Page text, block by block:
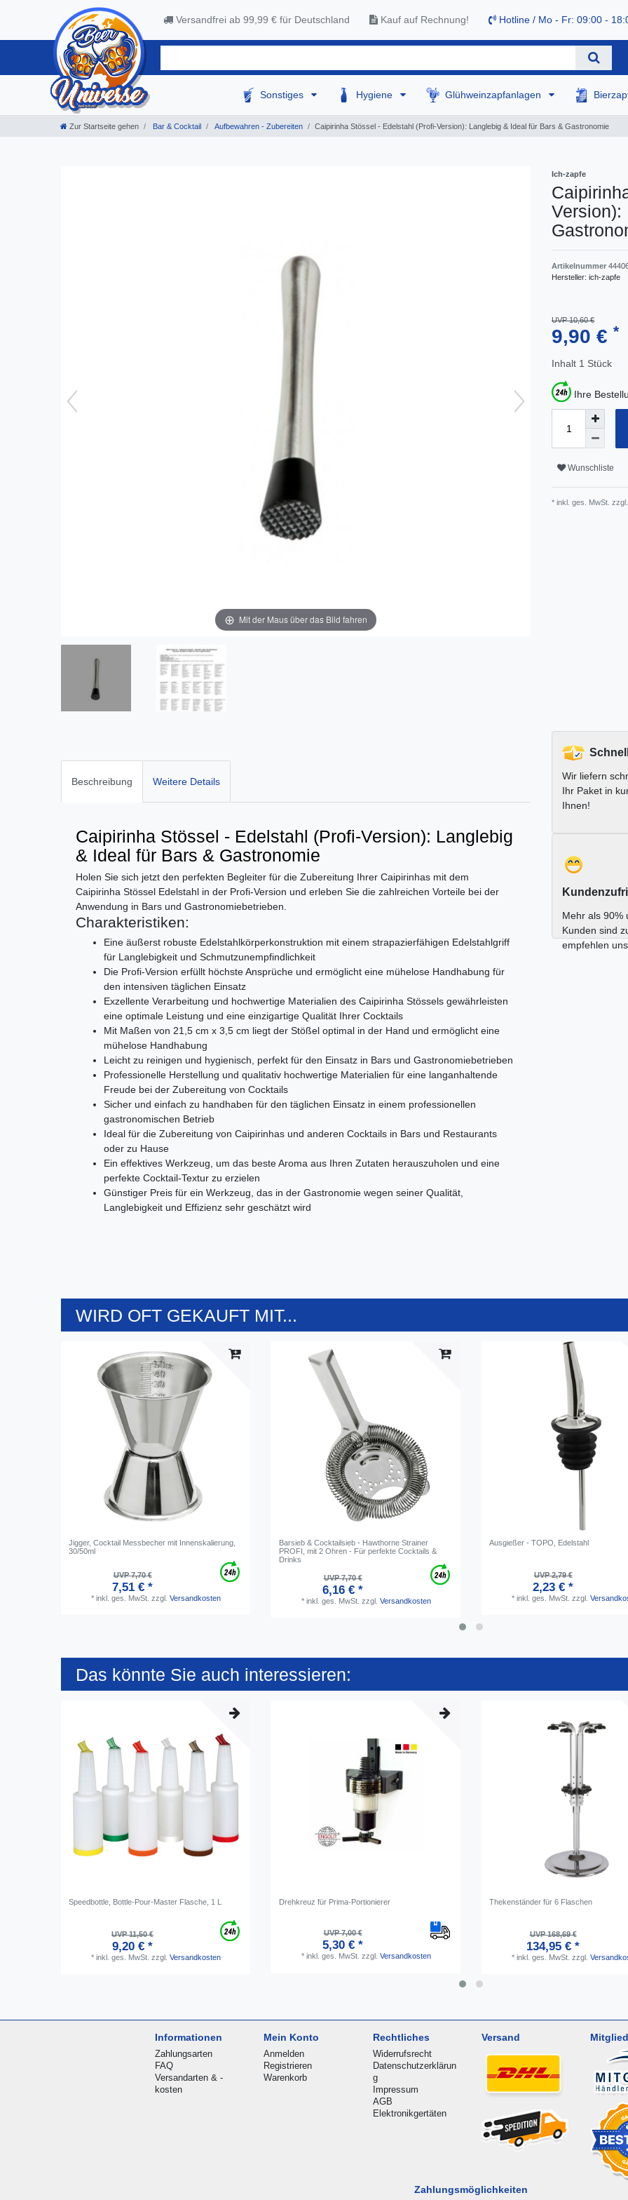
Versandfrei ab 99,99 € für Deutschland Kauf auf Rechnung! Hotline / Mo - Fr: 09:00 -
Sonstiges Hygiene Glühweinzapfanlagen
Zur Startseite gehen Bar & Cocktail Aufbewahren - Zubereiten Caipirinha Stössel - Edelstahl (Profi-Version): Langlebig & Ideal für Bars & Gastronomie
Mit der Maus über das Bild fahren
Ich-zapfe
Version):
Artikelnummer
Hersteller: ich-zapfe
UVP 10,60 €
9,90 € *
Inhalt 1 Stück
Ihre
Wunschliste
* inkl. ges. MwSt. zzgl.
Beschreibung Weitere Details
Caipirinha Stössel - Edelstahl (Profi-Version): Langlebig
& Ideal für Bars & Gastronomie
Holen Sie sich jetzt den perfekten Begleiter für die Zubereitung Ihrer Caipirinhas mit dem
Caipirinha Stössel Edelstahl in der Profi-Version und erleben Sie die zahlreichen Vorteile bei der
Anwendung in Bars und Gastronomiebetrieben.
Charakteristiken:
Eine äußerst robuste Edelstahlkörperkonstruktion mit einem strapazierfähigen Edelstahlgriff
für Langlebigkeit und Schmutzunempfindlichkeit
Die Profi-Version erfüllt höchste Ansprüche und ermöglicht eine mühelose Handhabung für
den intensiven täglichen Einsatz
Exzellente Verarbeitung und hochwertige Materialien des Caipirinha Stössels gewährleisten
eine optimale Leistung und eine einzigartige Qualität Ihrer Cocktails
Mit Maßen von 21,5 cm x 3,5 cm liegt der Stößel optimal in der Hand und ermöglicht eine
mühelose Handhabung
Leicht zu reinigen und hygienisch, perfekt für den Einsatz in Bars und Gastronomiebetrieben
Professionelle Herstellung und qualitativ hochwertige Materialien für eine langanhaltende
Freude bei der Zubereitung von Cocktails
Sicher und einfach zu handhaben für den täglichen Einsatz in einem professionellen
gastronomischen Betrieb
Ideal für die Zubereitung von Caipirinhas und anderen Cocktails in Bars und Restaurants
oder zu Hause
Ein effektives Werkzeug, um das beste Aroma aus Ihren Zutaten herauszuholen und eine
perfekte Cocktail-Textur zu erzielen
Günstiger Preis für ein Werkzeug, das in der Gastronomie wegen seiner Qualität,
Langlebigkeit und Effizienz sehr geschätzt wird
Wir liefern
Ihr Paket in
Ihnen!
Mehr als 90%
Kunden sind
empfehlen
WIRD OFT GEKAUFT MIT...
Jigger, Cocktail Messbecher mit Innenskalierung,
30/50ml
UVP 7,70 €
7,51 € *
* inkl. ges. MwSt. zzgl. Versandkosten
Barsieb & Cocktailsieb - Hawthorne Strainer
PROFI, mit 2 Ohren - Für perfekte Cocktails &
Drinks
UVP 7,70 €
6,16 € *
* inkl. ges. MwSt. zzgl. Versandkosten
Ausgießer - TOPO, Edelstahl
UVP 2,79 €
2,23 € *
* inkl. ges. MwSt. zzgl.
Das könnte Sie auch interessieren:
Speedbottle, Bottle-Pour-Master Flasche, 1 L
UVP 11,50 €
9,20 € *
* inkl. ges. MwSt. zzgl. Versandkosten
Drehkreuz für Prima-Portionierer
UVP 7,00 €
5,30 € *
* inkl. ges. MwSt. zzgl. Versandkosten
Thekenständer für 6 Flaschen
UVP 168,69 €
134,95 € *
* inkl. ges. MwSt. zzgl.
Informationen
Zahlungsarten
FAQ
Versandarten & -
kosten
Mein Konto
Anmelden
Registrieren
Warenkorb
Rechtliches
Widerrufsrecht
Datenschutzerklärun
g
Impressum
AGB
Elektronikgertäten
Versand
Zahlungsmöglichkeiten